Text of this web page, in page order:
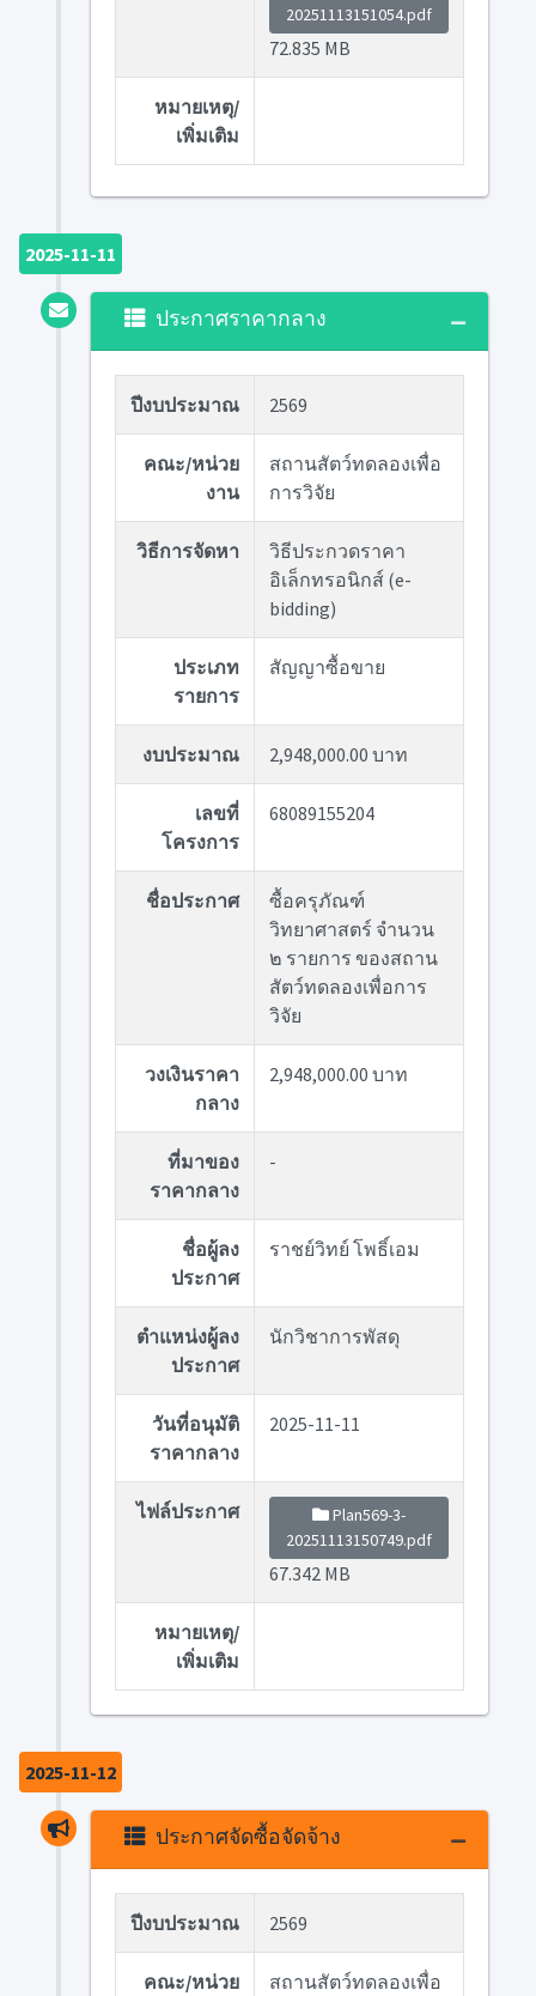
20251113151054.pdf
72.835 MB
หมายเหตุ/
เพิ่มเติม
2025-11-11
ประกาศราคากลาง
ปีงบประมาณ 2569
คณะ/หน่วย
งาน
สถานสัตว์ทดลองเพื่อ
การวิจัย
วิธีการจัดหา
วิธีประกวดราคา
อิเล็กทรอนิกส์ (e-
bidding)
ประเภท
รายการ
สัญญาซื้อขาย
งบประมาณ 2,948,000.00 บาท
เลขที่
โครงการ
68089155204
ชื่อประกาศ
ซื้อครุภัณฑ์
วิทยาศาสตร์ จำนวน
๒ รายการ ของสถาน
สัตว์ทดลองเพื่อการ
วิจัย
วงเงินราคา
กลาง
2,948,000.00 บาท
ที่มาของ
ราคากลาง
-
ชื่อผู้ลง
ประกาศ
ราชย์วิทย์ โพธิ์เอม
ตำแหน่งผู้ลง
ประกาศ
นักวิชาการพัสดุ
วันที่อนุมัติ
ราคากลาง
2025-11-11
ไฟล์ประกาศ
Plan569-3-
20251113150749.pdf
67.342 MB
หมายเหตุ/
เพิ่มเติม
2025-11-12
ประกาศจัดซื้อจัดจ้าง
ปีงบประมาณ 2569
คณะ/หน่วย สถานสัตว์ทดลองเพื่อ